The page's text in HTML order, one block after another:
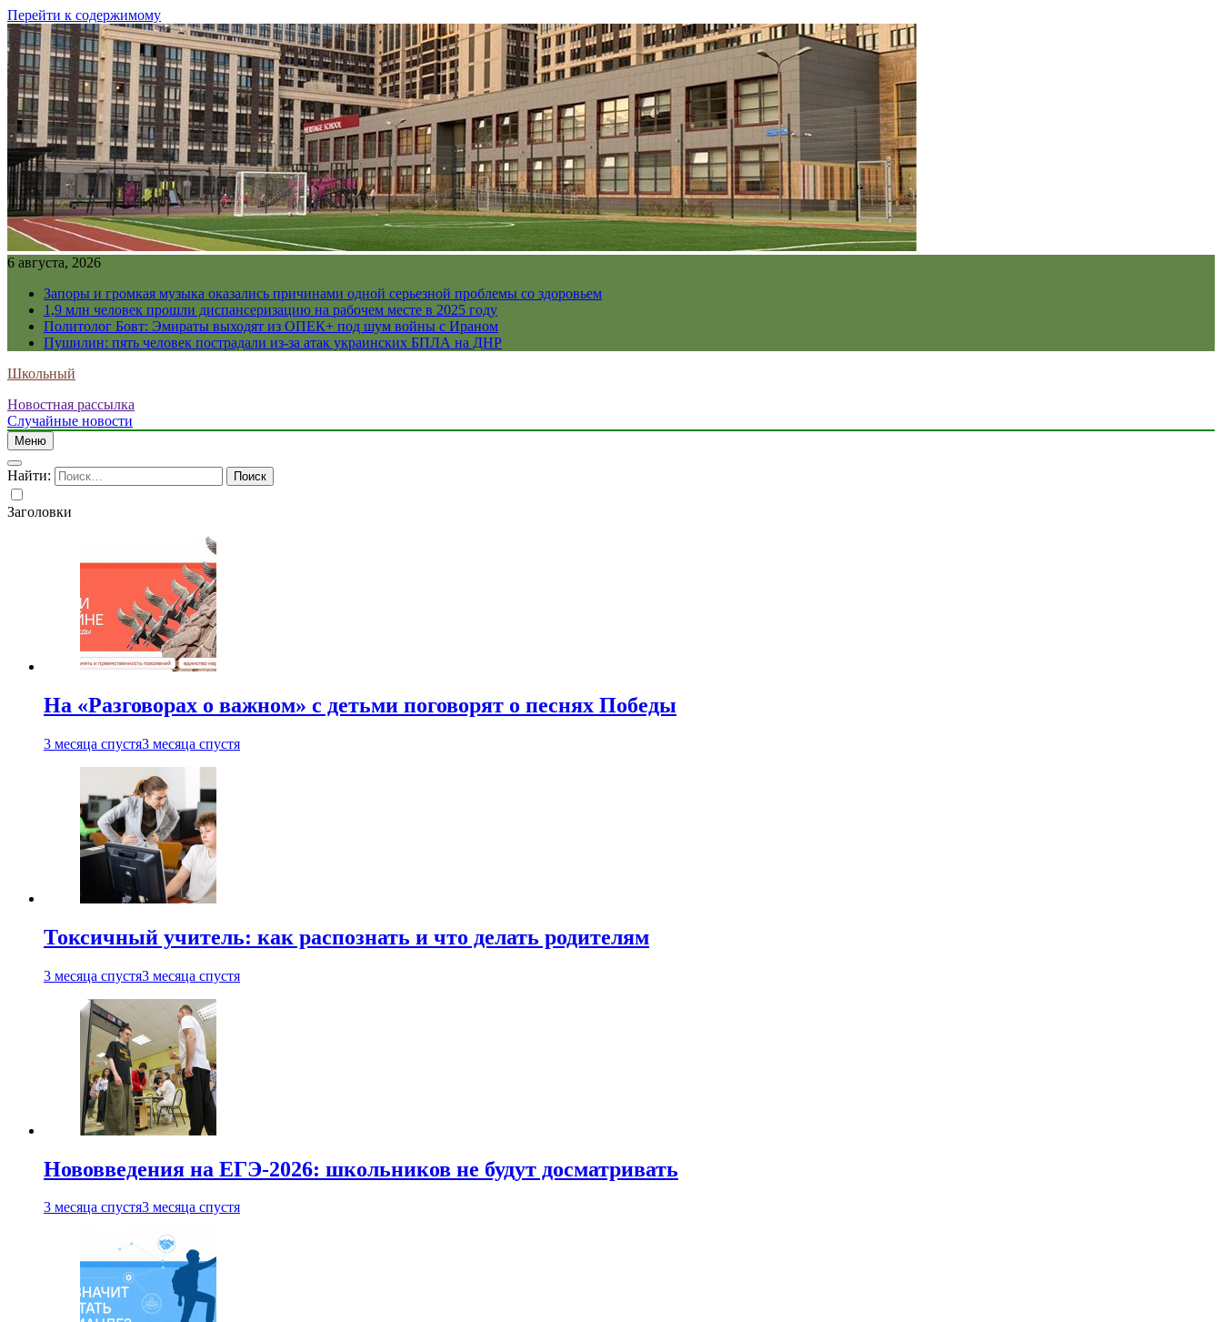
Перейти к содержимому
6 августа, 2026
Запоры и громкая музыка оказались причинами одной серьезной проблемы со здоровьем
1,9 млн человек прошли диспансеризацию на рабочем месте в 2025 году
Политолог Бовт: Эмираты выходят из ОПЕК+ под шум войны с Ираном
Пушилин: пять человек пострадали из-за атак украинских БПЛА на ДНР
Школьный
Новостная рассылка
Случайные новости
Меню
Найти:
Заголовки
На «Разговорах о важном» с детьми поговорят о песнях Победы
3 месяца спустя3 месяца спустя
Токсичный учитель: как распознать и что делать родителям
3 месяца спустя3 месяца спустя
Нововведения на ЕГЭ-2026: школьников не будут досматривать
3 месяца спустя3 месяца спустя